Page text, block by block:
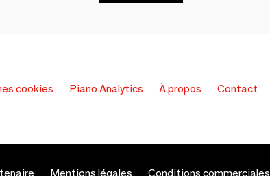
cookies Piano Analytics À propos Contact
Mentions légales Conditions commerciales